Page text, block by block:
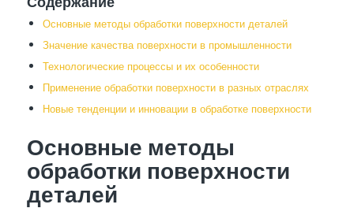
Основные методы обработки поверхности деталей
Значение качества поверхности в промышленности
Технологические процессы и их особенности
Применение обработки поверхности в разных отраслях
Новые тенденции и инновации в обработке поверхности
Основные методы
обработки поверхности
деталей